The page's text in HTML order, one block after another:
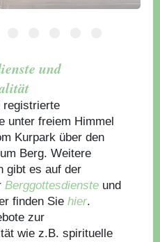
und
registrierte
unter freiem Himmel
Kurpark über den
Berg. Weitere
gibt es auf der
Berggottesdienste und
finden Sie hier.
zur
wie z.B. spirituelle